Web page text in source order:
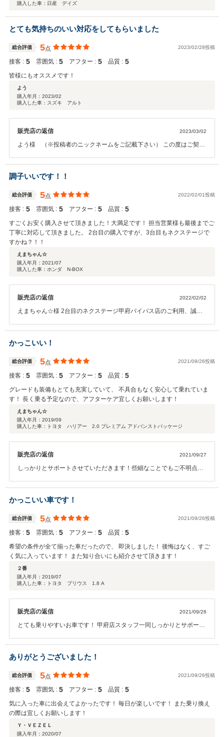
購入した車：日産 デイズ
とても気持ちのいい対応をしてもらいました
総合評価 5点 2023/02/28投稿
接客 : 5 雰囲気 : 5 アフター : 5 品質 : 5
皆様にもオススメです！
よう
購入年月： 2023/02
購入した車：スズキ アルト
販売店の返信 2023/03/02
よう様 （※投稿者のニックネームをご記載下さい） この度はご契約
かがでしょうか？ 今回はこのような高い評価をいただきまして、社員
一同心から感謝しております。弊社ではピカピカのお車をお客様に見
て頂きたく、毎週社員全員で洗車を行っております。何かお困りの際
はぜひお気軽にお立ち寄りください。 今後とも、どうぞ宜しくお願い
致します。
調子いいです！！
総合評価 5点 2022/02/01投稿
接客 : 5 雰囲気 : 5 アフター : 5 品質 : 5
すごくお安く購入させて頂きました！大満足です！ 担当営業様も最後までご
丁寧に対応して頂きました。 2台目の購入ですが、3台目もネクステージで
すかね？！！
えまちゃん☆
購入年月： 2021/07
購入した車：ホンダ N-BOX
販売店の返信 2022/02/02
えまちゃん☆様 2台目のネクステージ甲府バイパス店のご利用、誠に
後とも、お車のことはお任せ下さい！
かっこいい！
総合評価 5点 2021/09/26投稿
接客 : 5 雰囲気 : 5 アフター : 5 品質 : 5
グレードも装備もとても充実していて、 不具合もなく安心して乗れていま
す！ 長く乗る予定なので、アフターケア宜しくお願いします！
えまちゃん☆
購入年月： 2019/09
購入した車：トヨタ ハリアー 2.0 プレミアム アドバンストパッケージ
販売店の返信 2021/09/27
しっかりとサポートさせていただきます！些細なことでもご不明点ご
かっこいい車です！
総合評価 5点 2021/09/26投稿
接客 : 5 雰囲気 : 5 アフター : 5 品質 : 5
希望の条件が全て揃った車だったので、 即決しました！ 後悔はなく、すご
く気に入っています！ また知り合いにも紹介させて頂きます！
２番
購入年月： 2019/07
購入した車：トヨタ プリウス 1.8 A
販売店の返信 2021/09/26
とても乗りやすいお車です！ 甲府店スタッフ一同しっかりとサポート
ありがとうございました！
総合評価 5点 2021/09/26投稿
接客 : 5 雰囲気 : 5 アフター : 5 品質 : 5
気に入った車に出会えてよかったです！ 毎日が楽しいです！ また乗り換え
の際は宜しくお願いします！
Ｙ・ＶＥＺＥＬ
購入年月： 2020/07